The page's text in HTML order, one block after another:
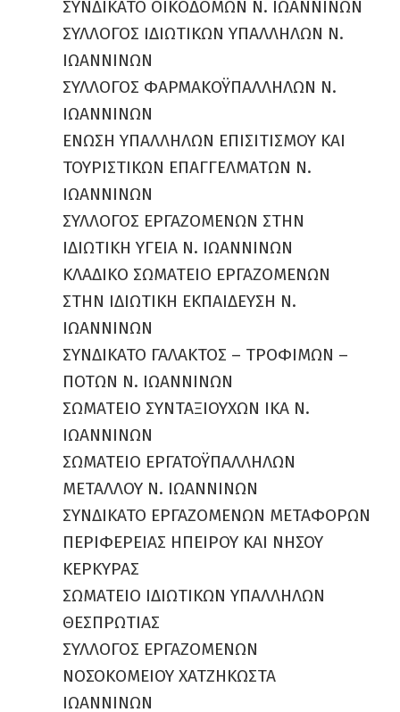
ΣΥΝΔΙΚΑΤΟ ΟΙΚΟΔΟΜΩΝ Ν. ΙΩΑΝΝΙΝΩΝ
ΣΥΛΛΟΓΟΣ ΙΔΙΩΤΙΚΩΝ ΥΠΑΛΛΗΛΩΝ Ν.
ΙΩΑΝΝΙΝΩΝ
ΣΥΛΛΟΓΟΣ ΦΑΡΜΑΚΟΫΠΑΛΛΗΛΩΝ Ν.
ΙΩΑΝΝΙΝΩΝ
ΕΝΩΣΗ ΥΠΑΛΛΗΛΩΝ ΕΠΙΣΙΤΙΣΜΟΥ ΚΑΙ
ΤΟΥΡΙΣΤΙΚΩΝ ΕΠΑΓΓΕΛΜΑΤΩΝ Ν.
ΙΩΑΝΝΙΝΩΝ
ΣΥΛΛΟΓΟΣ ΕΡΓΑΖΟΜΕΝΩΝ ΣΤΗΝ
ΙΔΙΩΤΙΚΗ ΥΓΕΙΑ Ν. ΙΩΑΝΝΙΝΩΝ
ΚΛΑΔΙΚΟ ΣΩΜΑΤΕΙΟ ΕΡΓΑΖΟΜΕΝΩΝ
ΣΤΗΝ ΙΔΙΩΤΙΚΗ ΕΚΠΑΙΔΕΥΣΗ Ν.
ΙΩΑΝΝΙΝΩΝ
ΣΥΝΔΙΚΑΤΟ ΓΑΛΑΚΤΟΣ – ΤΡΟΦΙΜΩΝ –
ΠΟΤΩΝ Ν. ΙΩΑΝΝΙΝΩΝ
ΣΩΜΑΤΕΙΟ ΣΥΝΤΑΞΙΟΥΧΩΝ ΙΚΑ Ν.
ΙΩΑΝΝΙΝΩΝ
ΣΩΜΑΤΕΙΟ ΕΡΓΑΤΟΫΠΑΛΛΗΛΩΝ
ΜΕΤΑΛΛΟΥ Ν. ΙΩΑΝΝΙΝΩΝ
ΣΥΝΔΙΚΑΤΟ ΕΡΓΑΖΟΜΕΝΩΝ ΜΕΤΑΦΟΡΩΝ
ΠΕΡΙΦΕΡΕΙΑΣ ΗΠΕΙΡΟΥ ΚΑΙ ΝΗΣΟΥ
ΚΕΡΚΥΡΑΣ
ΣΩΜΑΤΕΙΟ ΙΔΙΩΤΙΚΩΝ ΥΠΑΛΛΗΛΩΝ
ΘΕΣΠΡΩΤΙΑΣ
ΣΥΛΛΟΓΟΣ ΕΡΓΑΖΟΜΕΝΩΝ
ΝΟΣΟΚΟΜΕΙΟΥ ΧΑΤΖΗΚΩΣΤΑ
ΙΩΑΝΝΙΝΩΝ